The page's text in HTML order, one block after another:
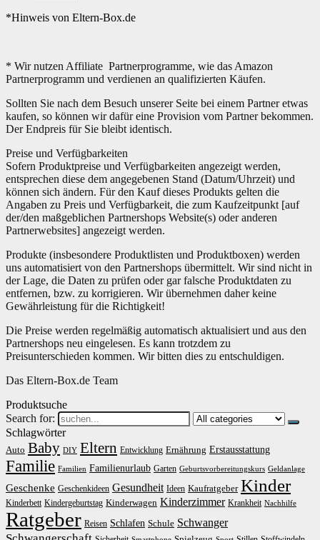
*Hinweis von Eltern-Box.de
* Wir nutzen Affiliate Partnerprogramme, wie das Amazon
Partnerprogramm und verdienen an qualifizierten Käufen.
Sollten Sie nach dem Besuch unserer Seite bei einem Partner etwas
kaufen, so können wir dafür eine Provision vom Partner bekommen.
Der Endpreis für Sie bleibt identisch.
Preise und Verfügbarkeiten
Sofern Produktpreise und Verfügbarkeiten angezeigt werden,
entsprechen diese dem angegebenen Stand (Datum/Uhrzeit) und
können sich ändern. Für den Kauf dieses Produkts gelten die
Angaben zu Preis und Verfügbarkeit, die zum Kaufzeitpunkt [auf
der/den maßgeblichen Partnershops Website(s) oder anderen
Partnerwebsites] angezeigt werden.
Produkte (insbesondere Produktlisten und Produktboxen) werden
uns automatisiert von den Partnershops übermittelt. Wir sind nicht in
der Lage, die Daten zu prüfen oder gar falsche Produktdaten zu
entfernen, bzw. zu korrigieren. Wir übernehmen daher keine
Gewährleistung für die Richtigkeit!
Die Preise werden regelmäßig automatisch aktualisiert und aus den
Partnershops neu eingelesen. Es kann trotzdem zu
Preisunterschieden kommen. Wir bitten dies zu entschuldigen.
Das Eltern-Box.de Team
Produktsuche
Search for:
Schlagwörter
Auto Baby DIY Eltern Entwicklung Ernährung Erstausstattung
Familie Familien Familienurlaub Garten Geburtsvorbereitungskurs Geldanlage
Geschenke Geschenkideen Gesundheit Ideen Kaufratgeber Kinder
Kinderbett Kindergeburtstag Kinderwagen Kinderzimmer Krankheit Nachhilfe
Ratgeber Reisen Schlafen Schule Schwanger